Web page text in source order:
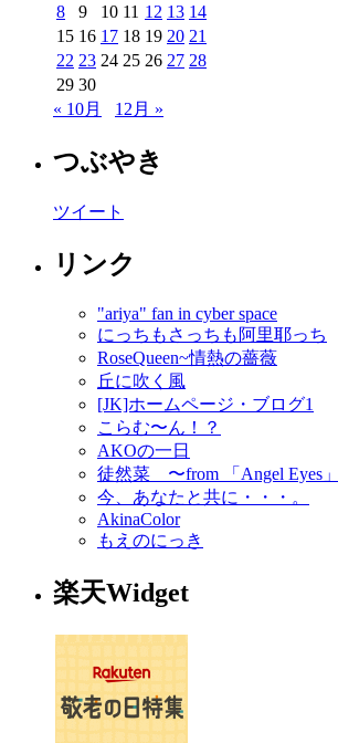
8
9 10 11 12 13 14
15 16 17 18 19 20 21
22 23 24 25 26 27 28
29 30
« 10月
12月 »
つぶやき
ツイート
リンク
"ariya" fan in cyber space
にっちもさっちも阿里耶っち
RoseQueen~情熱の薔薇
丘に吹く風
[JK]ホームページ・ブログ1
こらむ〜ん！？
AKOの一日
徒然菜 〜from 「Angel Eyes
今、あなたと共に・・・。
AkinaColor
もえのにっき
楽天Widget